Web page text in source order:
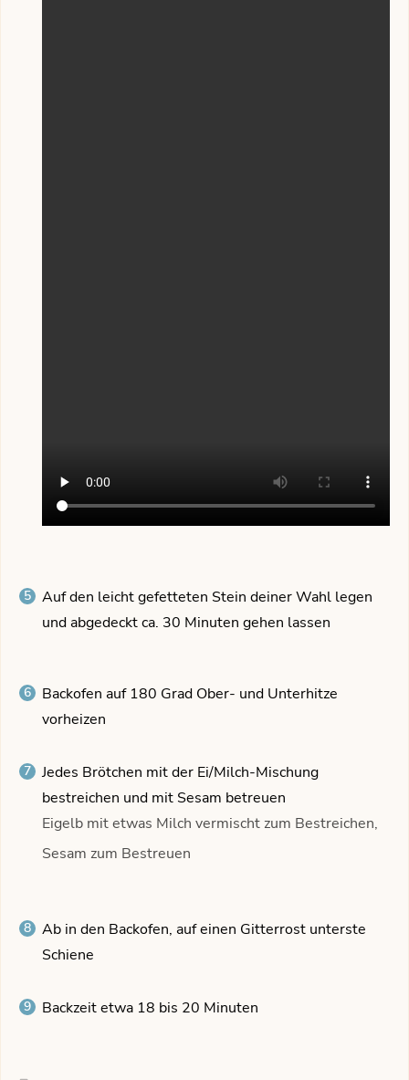
Auf den leicht gefetteten Stein deiner Wahl legen
und abgedeckt ca. 30 Minuten gehen lassen
Backofen auf 180 Grad Ober- und Unterhitze
vorheizen
Jedes Brötchen mit der Ei/Milch-Mischung
bestreichen und mit Sesam betreuen
Eigelb mit etwas Milch vermischt zum Bestreichen,
Sesam zum Bestreuen
Ab in den Backofen, auf einen Gitterrost unterste
Schiene
Backzeit etwa 18 bis 20 Minuten